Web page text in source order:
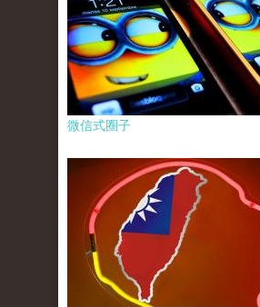
微信式圈子